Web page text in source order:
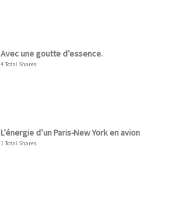
Avec une goutte d’essence.
4 Total Shares
L’énergie d’un Paris-New York en avion
1 Total Shares